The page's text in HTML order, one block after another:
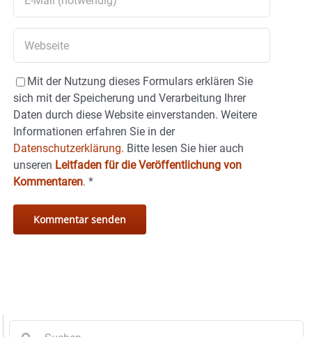
Mit der Nutzung dieses Formulars erklären Sie
sich mit der Speicherung und Verarbeitung Ihrer
Daten durch diese Website einverstanden. Weitere
Informationen erfahren Sie in der
Datenschutzerklärung. Bitte lesen Sie hier auch
unseren Leitfaden für die Veröffentlichung von
Kommentaren. *